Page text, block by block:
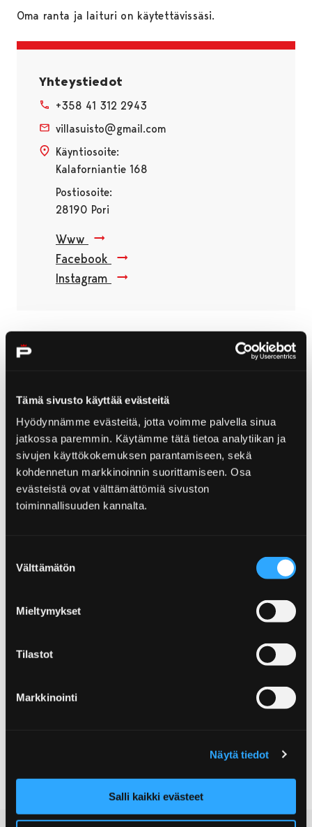
Tämä sivusto käyttää evästeitä
Hyödynnämme evästeitä, jotta voimme palvella sinua
jatkossa paremmin. Käytämme tätä tietoa analytiikan ja
sivujen käyttökokemuksen parantamiseen, sekä
kohdennetun markkinoinnin suorittamiseen. Osa
evästeistä ovat välttämättömiä sivuston
toiminnallisuuden kannalta.
valinta
Välttämätön
Mieltymykset
Tilastot
Markkinointi
Näytä tiedot
Salli kaikki evästeet
Oma ranta ja laituri on käytettävissäsi.
Yhteystiedot
+358 41 312 2943
villasuisto@gmail.com
Käyntiosoite:
Kalaforniantie 168
Postiosoite:
28190 Pori
Www
Facebook
Instagram
Ohita upote
Aikaisempi dia